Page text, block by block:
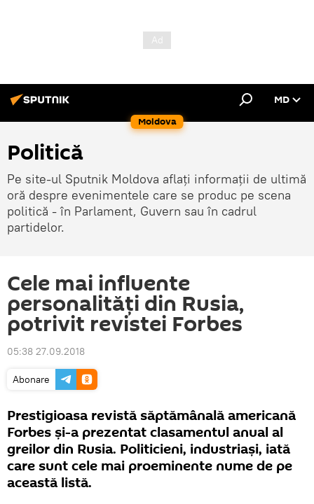
Moldova
MD
Politică
Pe site-ul Sputnik Moldova aflați informații de ultimă
oră despre evenimentele care se produc pe scena
politică - în Parlament, Guvern sau în cadrul
partidelor.
Cele mai influente
personalități din Rusia,
potrivit revistei Forbes
05:38 27.09.2018
Abonare
Prestigioasa revistă săptămânală americană
Forbes și-a prezentat clasamentul anual al
greilor din Rusia. Politicieni, industriași, iată
care sunt cele mai proeminente nume de pe
această listă.